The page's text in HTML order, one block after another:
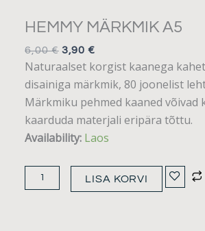
HEMMY MÄRKMIK A5
6,00€ ALGNE
HIND
OLI:
6,00 €.
3,90€
HIND
ON:
3,90 €.
Naturaalset korgist kaanega
disainiga märkmik, 80 joonelist
Märkmiku pehmed kaaned võivad
kaarduda materjali eripära tõttu.
Availability: Laos
Hemmy
kogus
LISA KORVI